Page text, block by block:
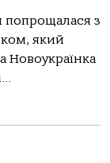
з
який
Новоукраїнка